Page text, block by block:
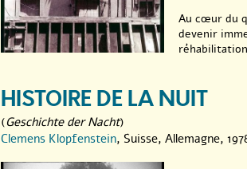
Au cœur du
devenir
HISTOIRE DE LA NUIT
(Geschichte der Nacht)
Clemens Klopfenstein, Suisse, Allemagne,